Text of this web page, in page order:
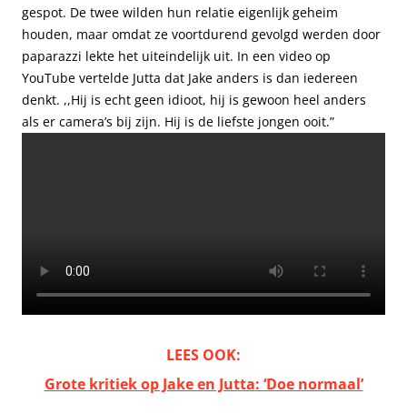
gespot. De twee wilden hun relatie eigenlijk geheim
houden, maar omdat ze voortdurend gevolgd werden door
paparazzi lekte het uiteindelijk uit. In een video op
YouTube vertelde Jutta dat Jake anders is dan iedereen
denkt. ,,Hij is echt geen idioot, hij is gewoon heel anders
als er camera’s bij zijn. Hij is de liefste jongen ooit.”
LEES OOK:
Grote kritiek op Jake en Jutta: ‘Doe normaal’